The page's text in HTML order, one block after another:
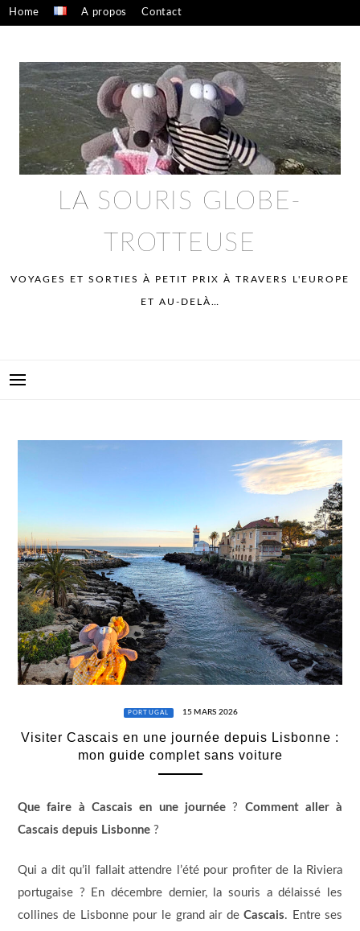
Skip
to
Home A propos Contact
LA SOURIS GLOBE-
TROTTEUSE
VOYAGES ET SORTIES À PETIT PRIX À TRAVERS L'EUROPE
ET AU-DELÀ…
PORTUGAL 15 MARS 2026
Visiter Cascais en une journée depuis Lisbonne :
mon guide complet sans voiture
Que faire à Cascais en une journée? Comment aller à
Cascais depuis Lisbonne?
Qui a dit qu’il fallait attendre l’été pour profiter de la Riviera
portugaise ? En décembre dernier, la souris a délaissé les
collines de Lisbonne pour le grand air deCascais. Entre ses